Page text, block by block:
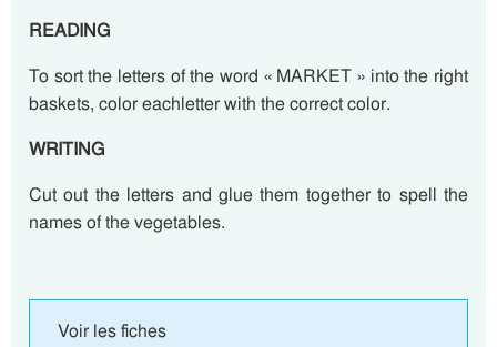
READING
To sort the letters of the word « MARKET » into the right
baskets, color eachletter with the correct color.
WRITING
Cut out the letters and glue them together to spell the
names of the vegetables.
Voir les fiches